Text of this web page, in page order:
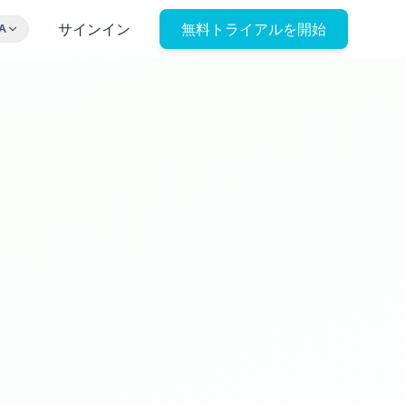
サインイン 無料トライアルを開始